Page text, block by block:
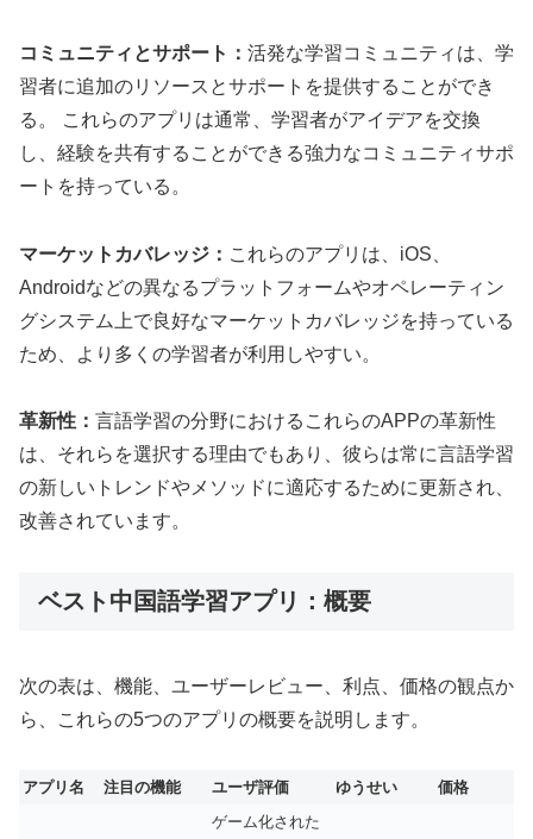
コミュニティとサポート： 活発な学習コミュニティは、学
習者に追加のリソースとサポートを提供することができ
る。 これらのアプリは通常、学習者がアイデアを交換
し、経験を共有することができる強力なコミュニティサポ
ートを持っている。
マーケットカバレッジ： これらのアプリは、iOS、
Androidなどの異なるプラットフォームやオペレーティン
グシステム上で良好なマーケットカバレッジを持っている
ため、より多くの学習者が利用しやすい。
革新性： 言語学習の分野におけるこれらのAPPの革新性
は、それらを選択する理由でもあり、彼らは常に言語学習
の新しいトレンドやメソッドに適応するために更新され、
改善されています。
ベスト中国語学習アプリ：概要
次の表は、機能、ユーザーレビュー、利点、価格の観点か
ら、これらの5つのアプリの概要を説明します。
アプリ名 注目の機能 ユーザ評価 ゆうせい 価格
ゲーム化された